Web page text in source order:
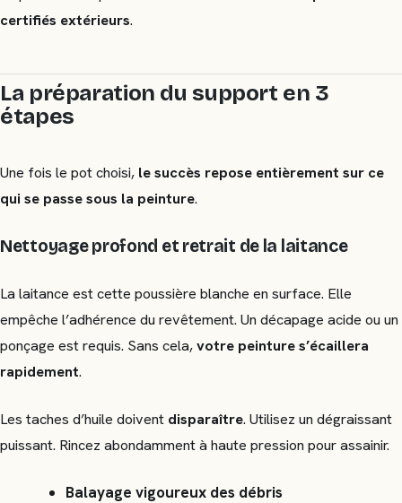
certifiés extérieurs.
La préparation du support en 3
étapes
Une fois le pot choisi, le succès repose entièrement sur ce
qui se passe sous la peinture.
Nettoyage profond et retrait de la laitance
La laitance est cette poussière blanche en surface. Elle
empêche l’adhérence du revêtement. Un décapage acide ou un
ponçage est requis. Sans cela,votre peinture s’écaillera
rapidement.
Les taches d’huile doivent disparaître. Utilisez un dégraissant
puissant. Rincez abondamment à haute pression pour assainir.
Balayage vigoureux des débris